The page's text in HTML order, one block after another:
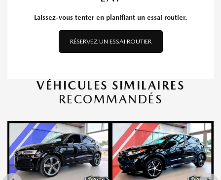
Laissez-vous tenter en planifiant un essai routier.
RÉSERVEZ UN ESSAI ROUTIER
VÉHICULES SIMILAIRES
RECOMMANDÉS